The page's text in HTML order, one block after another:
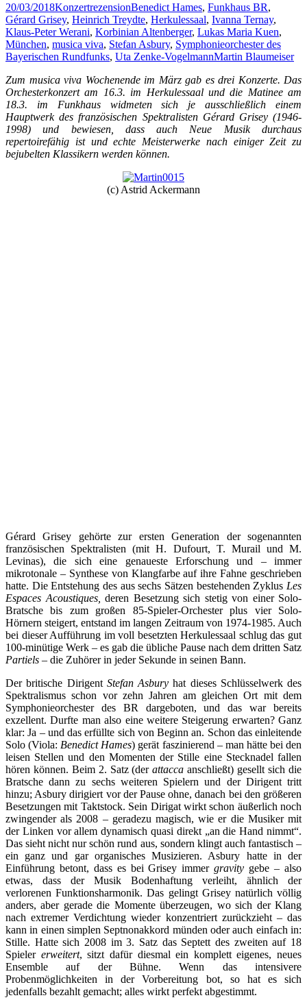
20/03/2018KonzertrezensionBenedict Hames, Funkhaus BR,
Gérard Grisey, Heinrich Treydte, Herkulessaal, Ivanna Ternay,
Klaus-Peter Werani, Korbinian Altenberger, Lukas Maria Kuen,
München, musica viva, Stefan Asbury, Symphonieorchester des
Bayerischen Rundfunks, Uta Zenke-VogelmannMartin Blaumeiser
Zum musica viva Wochenende im März gab es drei Konzerte. Das
Orchesterkonzert am 16.3. im Herkulessaal und die Matinee am
18.3. im Funkhaus widmeten sich je ausschließlich einem
Hauptwerk des französischen Spektralisten Gérard Grisey (1946-
1998) und bewiesen, dass auch Neue Musik durchaus
repertoirefähig ist und echte Meisterwerke nach einiger Zeit zu
bejubelten Klassikern werden können.
(c) Astrid Ackermann
Gérard Grisey gehörte zur ersten Generation der sogenannten
französischen Spektralisten (mit H. Dufourt, T. Murail und M.
Levinas), die sich eine genaueste Erforschung und – immer
mikrotonale – Synthese von Klangfarbe auf ihre Fahne geschrieben
hatte. Die Entstehung des aus sechs Sätzen bestehenden Zyklus Les
Espaces Acoustiques, deren Besetzung sich stetig von einer Solo-
Bratsche bis zum großen 85-Spieler-Orchester plus vier Solo-
Hörnern steigert, entstand im langen Zeitraum von 1974-1985. Auch
bei dieser Aufführung im voll besetzten Herkulessaal schlug das gut
100-minütige Werk – es gab die übliche Pause nach dem dritten Satz
Partiels – die Zuhörer in jeder Sekunde in seinen Bann.
Der britische Dirigent Stefan Asbury hat dieses Schlüsselwerk des
Spektralismus schon vor zehn Jahren am gleichen Ort mit dem
Symphonieorchester des BR dargeboten, und das war bereits
exzellent. Durfte man also eine weitere Steigerung erwarten? Ganz
klar: Ja – und das erfüllte sich von Beginn an. Schon das einleitende
Solo (Viola: Benedict Hames) gerät faszinierend – man hätte bei den
leisen Stellen und den Momenten der Stille eine Stecknadel fallen
hören können. Beim 2. Satz (derattaccaanschließt) gesellt sich die
Bratsche dann zu sechs weiteren Spielern und der Dirigent tritt
hinzu; Asbury dirigiert vor der Pause ohne, danach bei den größeren
Besetzungen mit Taktstock. Sein Dirigat wirkt schon äußerlich noch
zwingender als 2008 – geradezu magisch, wie er die Musiker mit
der Linken vor allem dynamisch quasi direkt „an die Hand nimmt“.
Das sieht nicht nur schön rund aus, sondern klingt auch fantastisch –
ein ganz und gar organisches Musizieren. Asbury hatte in der
Einführung betont, dass es bei Grisey immergravity gebe – also
etwas, dass der Musik Bodenhaftung verleiht, ähnlich der
verlorenen Funktionsharmonik. Das gelingt Grisey natürlich völlig
anders, aber gerade die Momente überzeugen, wo sich der Klang
nach extremer Verdichtung wieder konzentriert zurückzieht – das
kann in einen simplen Septnonakkord münden oder auch einfach in:
Stille. Hatte sich 2008 im 3. Satz das Septett des zweiten auf 18
Spieler erweitert, sitzt dafür diesmal ein komplett eigenes, neues
Ensemble auf der Bühne. Wenn das intensivere
Probenmöglichkeiten in der Vorbereitung bot, so hat es sich
jedenfalls bezahlt gemacht; alles wirkt perfekt abgestimmt.